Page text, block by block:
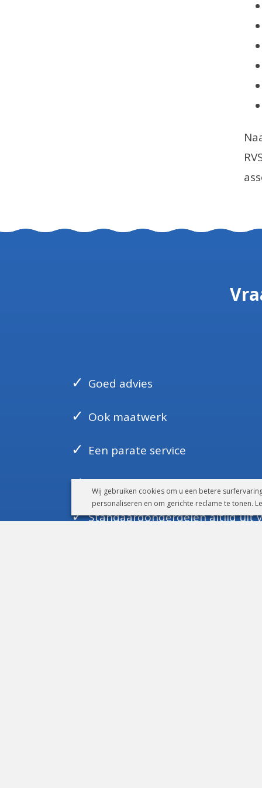
Goed advies
Ook maatwerk
Een parate service
Gecertificeerde kwaliteit
Standaardonderdelen altijd uit
Wij gebruiken cookies om u een betere
personaliseren en om gerichte reclame te tonen.